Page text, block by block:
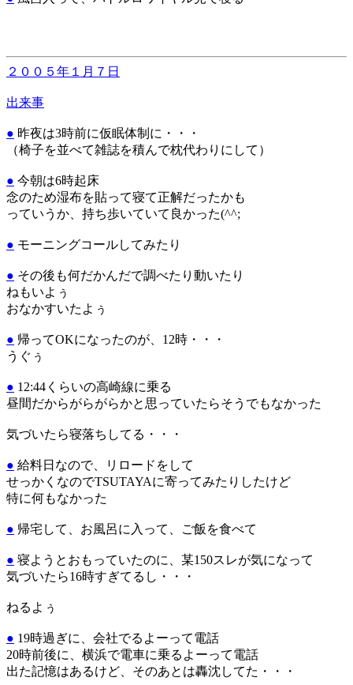
２００５年１月７日
出来事
● 昨夜は3時前に仮眠体制に・・・
（椅子を並べて雑誌を積んで枕代わりにして）
● 今朝は6時起床
念のため湿布を貼って寝て正解だったかも
っていうか、持ち歩いていて良かった(^^;
● モーニングコールしてみたり
● その後も何だかんだで調べたり動いたり
ねもいよぅ
おなかすいたよぅ
● 帰ってOKになったのが、12時・・・
うぐぅ
● 12:44くらいの高崎線に乗る
昼間だからがらがらかと思っていたらそうでもなかった
気づいたら寝落ちしてる・・・
● 給料日なので、リロードをして
せっかくなのでTSUTAYAに寄ってみたりしたけど
特に何もなかった
● 帰宅して、お風呂に入って、ご飯を食べて
● 寝ようとおもっていたのに、某150スレが気になって
気づいたら16時すぎてるし・・・
ねるよぅ
● 19時過ぎに、会社でるよーって電話
20時前後に、横浜で電車に乗るよーって電話
出た記憶はあるけど、そのあとは轟沈してた・・・